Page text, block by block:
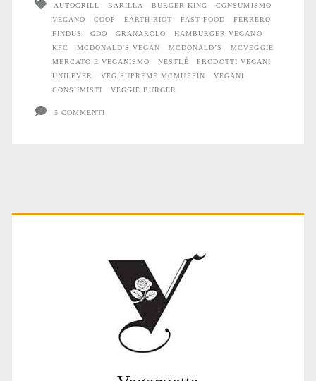
vegano?
AUTOGRILL BARILLA BURGER KING
CONSUMISMO
VEGANO
COOP EARTH RIOT FAST FOOD
FERRERO
FINDUS
GDO GRANAROLO
HAMBURGER VEGANO
KFC
MCDONALD'S VEGAN MCDONALD’S
MCVEGGIE
MERCATO E VEGANISMO
NESTLÉ
PRODOTTI VEGANI
UNILEVER
VEG SUPREME MCMUFFIN
VEGANI
CONSUMISTI
VEGGIE BURGER
5 COMMENTI
Primary